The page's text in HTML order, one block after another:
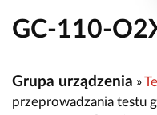
GC-110-
Grupa urządzenia »
przeprowadzania testu